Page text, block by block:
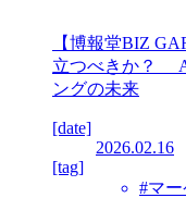
【博報堂BIZ
立つべきか？
ングの未来
[date]
2026.02.16
[tag]
#マ